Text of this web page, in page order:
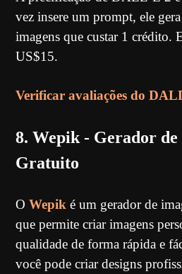
vez insere um prompt, ele
imagens que custar 1 crédito.
US$15.
Verificar avaliações do
8. Wepik - Gerador
Gratuito
OWepik é um gerador de
que permite criar imagens
qualidade de forma rápida e
você pode criar designs